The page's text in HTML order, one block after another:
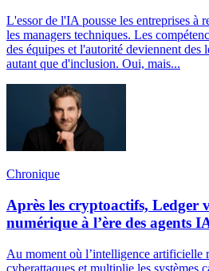
L'essor de l'IA pousse les entreprises à
les managers techniques. Les
des équipes et l'autorité deviennent des
autant que d'inclusion. Oui, mais...
Chronique
Après les cryptoactifs, Ledger
numérique à l’ère des agents
Au moment où l’intelligence artificielle
cyberattaques et multiplie les systèmes